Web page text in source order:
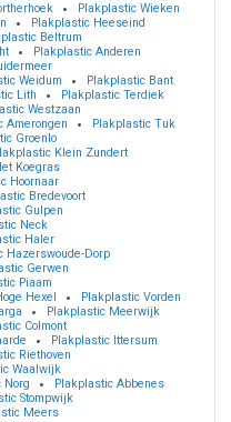
Plakplastic Wieken
Plakplastic Heeseind
Beltrum
Plakplastic Anderen
Weidum
Plakplastic Bant
Lith
Plakplastic Terdiek
Westzaan
Amerongen
Plakplastic Tuk
Groenlo
Klein Zundert
Koegras
Hoornaar
Bredevoort
Gulpen
Neck
Haler
Hazerswoude-Dorp
Gerwen
Piaam
Hexel
Plakplastic Vorden
Plakplastic Meerwijk
Colmont
Plakplastic Ittersum
Riethoven
Waalwijk
Norg
Plakplastic Abbenes
Stompwijk
Meers